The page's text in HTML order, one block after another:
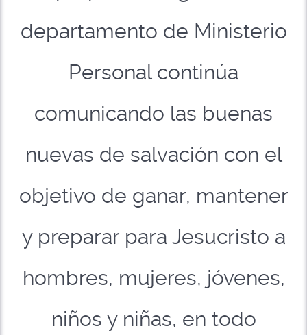
departamento de Ministerio
Personal continúa
comunicando las buenas
nuevas de salvación con el
objetivo de ganar, mantener
y preparar para Jesucristo a
hombres, mujeres, jóvenes,
niños y niñas, en todo